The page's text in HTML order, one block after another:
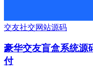
交友社交网站源码
豪华交友盲盒系统源
付